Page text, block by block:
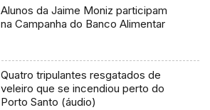
Alunos da Jaime Moniz participam
na Campanha do Banco Alimentar
Quatro tripulantes resgatados de
veleiro que se incendiou perto do
Porto Santo (áudio)